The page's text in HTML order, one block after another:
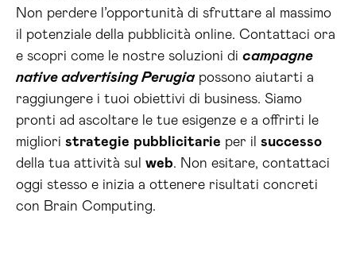
Non perdere l’opportunità di sfruttare al massimo
il potenziale della pubblicità online. Contattaci ora
e scopri come le nostre soluzioni di campagne
native advertising Perugiapossono aiutarti a
raggiungere i tuoi obiettivi di business. Siamo
pronti ad ascoltare le tue esigenze e a offrirti le
migliori strategie pubblicitarie per il successo
della tua attività sul web. Non esitare, contattaci
oggi stesso e inizia a ottenere risultati concreti
con Brain Computing.